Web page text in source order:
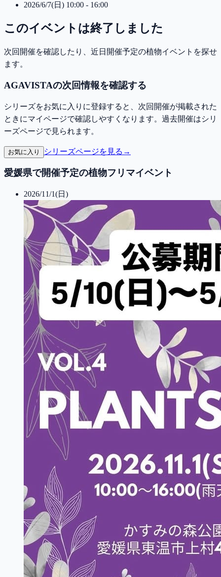
2026/6/7(日) 10:00 - 16:00
このイベントは終了しました
次回開催を確認したり、近日開催予定の植物イベントを探せ
ます。
AGAVISTAの次回情報を確認する
シリーズをお気に入りに登録すると、次回開催が掲載された
ときにマイページで確認しやすくなります。過去開催はシリ
ーズページで見られます。
お気に入り シリーズページを見る →
愛媛県で開催予定の植物フリマイベント
2026/11/1(日)